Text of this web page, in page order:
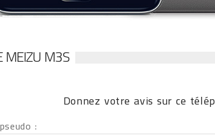
MEIZU M3S
Donnez votre avis sur ce
: